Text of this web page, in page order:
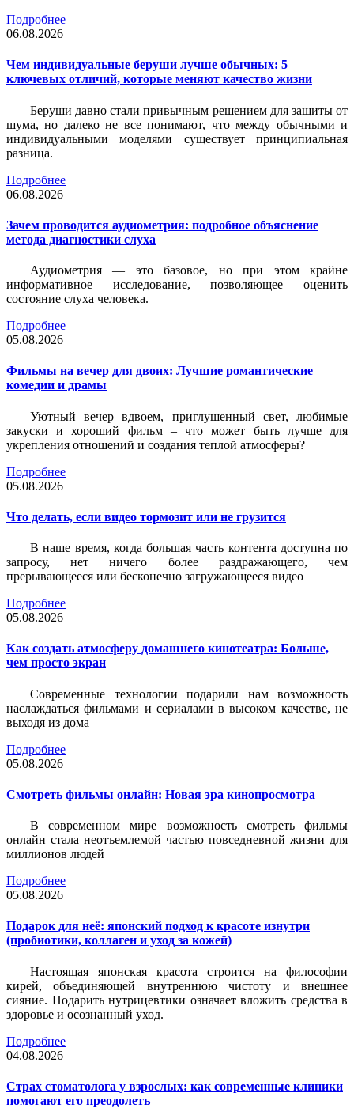
Подробнее
06.08.2026
Чем индивидуальные беруши лучше обычных: 5
ключевых отличий, которые меняют качество жизни
Беруши давно стали привычным решением для защиты от
шума, но далеко не все понимают, что между обычными и
индивидуальными моделями существует принципиальная
разница.
Подробнее
06.08.2026
Зачем проводится аудиометрия: подробное объяснение
метода диагностики слуха
Аудиометрия — это базовое, но при этом крайне
информативное исследование, позволяющее оценить
состояние слуха человека.
Подробнее
05.08.2026
Фильмы на вечер для двоих: Лучшие романтические
комедии и драмы
Уютный вечер вдвоем, приглушенный свет, любимые
закуски и хороший фильм – что может быть лучше для
укрепления отношений и создания теплой атмосферы?
Подробнее
05.08.2026
Что делать, если видео тормозит или не грузится
В наше время, когда большая часть контента доступна по
запросу, нет ничего более раздражающего, чем
прерывающееся или бесконечно загружающееся видео
Подробнее
05.08.2026
Как создать атмосферу домашнего кинотеатра: Больше,
чем просто экран
Современные технологии подарили нам возможность
наслаждаться фильмами и сериалами в высоком качестве, не
выходя из дома
Подробнее
05.08.2026
Смотреть фильмы онлайн: Новая эра кинопросмотра
В современном мире возможность смотреть фильмы
онлайн стала неотъемлемой частью повседневной жизни для
миллионов людей
Подробнее
05.08.2026
Подарок для неё: японский подход к красоте изнутри
(пробиотики, коллаген и уход за кожей)
Настоящая японская красота строится на философии
кирей, объединяющей внутреннюю чистоту и внешнее
сияние. Подарить нутрицевтики означает вложить средства в
здоровье и осознанный уход.
Подробнее
04.08.2026
Страх стоматолога у взрослых: как современные клиники
помогают его преодолеть